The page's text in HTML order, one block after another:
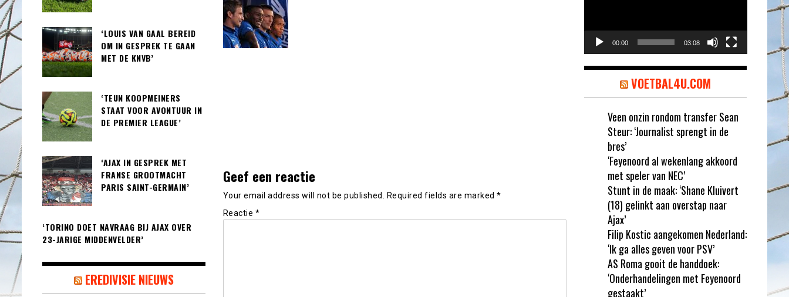
Geef een reactie
Your email address will not be published. Required fields are marked *
Reactie *
‘LOUIS VAN GAAL BEREID
OM IN GESPREK TE GAAN
MET DE KNVB’
‘TEUN KOOPMEINERS
STAAT VOOR AVONTUUR IN
DE PREMIER LEAGUE’
‘AJAX IN GESPREK MET
FRANSE GROOTMACHT
PARIS SAINT-GERMAIN’
‘TORINO DOET NAVRAAG BIJ AJAX OVER
23-JARIGE MIDDENVELDER’
EREDIVISIE NIEUWS
00:00 03:08
VOETBAL4U.COM
Veen onzin rondom transfer Sean
Steur: ‘Journalist sprengt in de
bres’
‘Feyenoord al wekenlang akkoord
met speler van NEC’
Stunt in de maak: ‘Shane Kluivert
(18) gelinkt aan overstap naar
Ajax’
Filip Kostic aangekomen Nederland:
‘Ik ga alles geven voor PSV’
AS Roma gooit de handdoek:
‘Onderhandelingen met Feyenoord
gestaakt’